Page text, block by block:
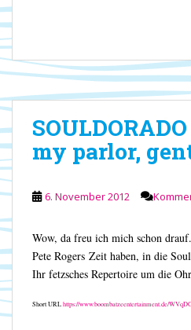
my parlor,
6. November 2012
Wow, da freu ich mich schon
Pete Rogers Zeit haben, in die
Ihr fetzsches Repertoire um die
Short URLhttps://www.boombatzeentertainment.de/